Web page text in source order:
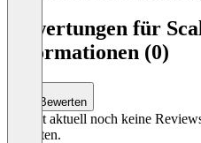
Bewertungen für
Informationen (0)
Bewerten
Es gibt aktuell noch keine
enthalten.